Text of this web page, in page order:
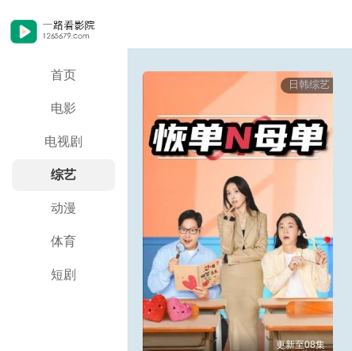
首页
电影
电视剧
综艺
动漫
体育
短剧
日韩综艺
更新至08集